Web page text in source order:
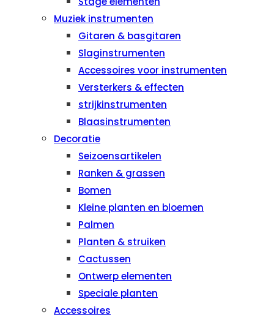
Muziek instrumenten
Gitaren & basgitaren
Slaginstrumenten
Accessoires voor instrumenten
Versterkers & effecten
strijkinstrumenten
Blaasinstrumenten
Decoratie
Seizoensartikelen
Ranken & grassen
Bomen
Kleine planten en bloemen
Palmen
Planten & struiken
Cactussen
Ontwerp elementen
Speciale planten
Accessoires